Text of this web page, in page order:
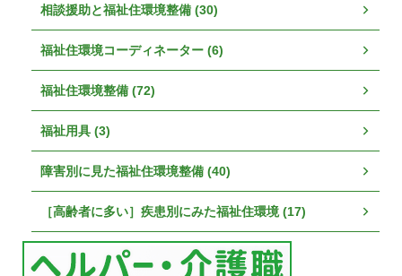
相談援助と福祉住環境整備 (30)
福祉住環境コーディネーター (6)
福祉住環境整備 (72)
福祉用具 (3)
障害別に見た福祉住環境整備 (40)
［高齢者に多い］疾患別にみた福祉住環境 (17)